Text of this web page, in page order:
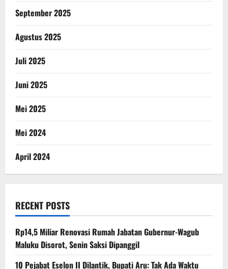
September 2025
Agustus 2025
Juli 2025
Juni 2025
Mei 2025
Mei 2024
April 2024
RECENT POSTS
Rp14,5 Miliar Renovasi Rumah Jabatan Gubernur-Wagub
Maluku Disorot, Senin Saksi Dipanggil
10 Pejabat Eselon II Dilantik, Bupati Aru: Tak Ada Waktu